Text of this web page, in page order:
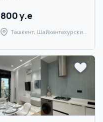
800 y.e
Ташкент, Шайхантахурский